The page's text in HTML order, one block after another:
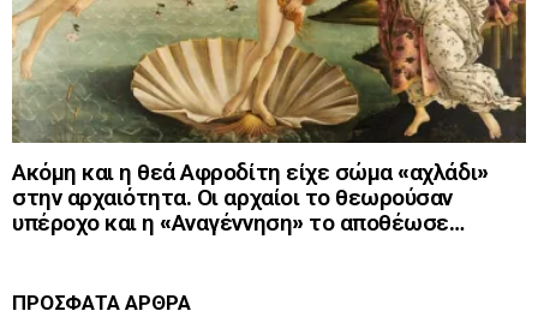
Ακόμη και η θεά Αφροδίτη είχε σώμα «αχλάδι»
στην αρχαιότητα. Οι αρχαίοι το θεωρούσαν
υπέροχο και η «Αναγέννηση» το αποθέωσε…
ΠΡΟΣΦΑΤΑ ΑΡΘΡΑ